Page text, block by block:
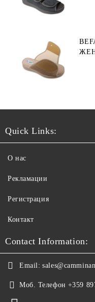
Quick Links:
О нас
Рекламации
Регистрация
Контакт
Contact Information:
Email:
Моб. Телефон +359